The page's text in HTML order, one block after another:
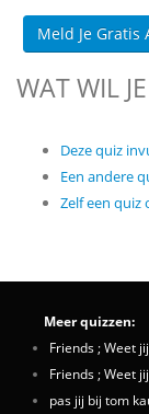
Meld Je Gratis
WAT WIL
Deze quiz
Een andere
Zelf een quiz
Meer quizzen:
Friends ; Weet
Friends ; Weet
pas jij bij tom